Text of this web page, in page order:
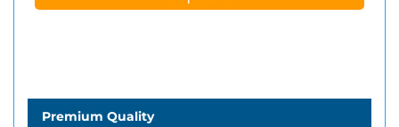
Premium Quality